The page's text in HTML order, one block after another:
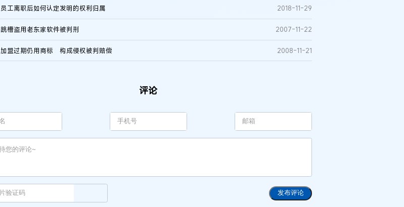
员工离职后如何认定发明的权利归属 2018-11-29
跳槽盗用老东家软件被判刑 2007-11-22
加盟过期仍用商标 构成侵权被判赔偿 2008-11-21
评论
发布评论